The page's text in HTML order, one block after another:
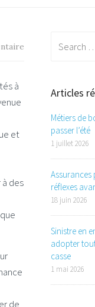
à
et
des
de
Articles
Métiers de
passer l’été
1 juillet 2026
Assurances
réflexes
18 juin 2026
Sinistre en
adopter
casse
1 mai 2026